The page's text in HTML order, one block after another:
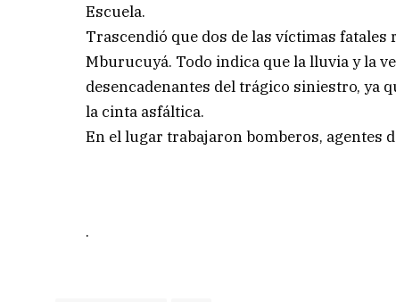
Escuela.
Trascendió que dos de las víctimas fatales
Mburucuyá. Todo indica que la lluvia y la
desencadenantes del trágico siniestro, ya
la cinta asfáltica.
En el lugar trabajaron bomberos, agentes
.